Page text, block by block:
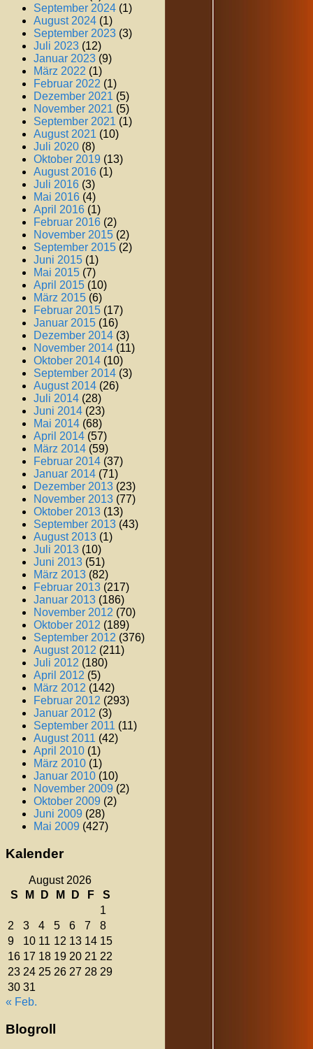
September 2024 (1)
August 2024 (1)
September 2023 (3)
Juli 2023 (12)
Januar 2023 (9)
März 2022 (1)
Februar 2022 (1)
Dezember 2021 (5)
November 2021 (5)
September 2021 (1)
August 2021 (10)
Juli 2020 (8)
Oktober 2019 (13)
August 2016 (1)
Juli 2016 (3)
Mai 2016 (4)
April 2016 (1)
Februar 2016 (2)
November 2015 (2)
September 2015 (2)
Juni 2015 (1)
Mai 2015 (7)
April 2015 (10)
März 2015 (6)
Februar 2015 (17)
Januar 2015 (16)
Dezember 2014 (3)
November 2014 (11)
Oktober 2014 (10)
September 2014 (3)
August 2014 (26)
Juli 2014 (28)
Juni 2014 (23)
Mai 2014 (68)
April 2014 (57)
März 2014 (59)
Februar 2014 (37)
Januar 2014 (71)
Dezember 2013 (23)
November 2013 (77)
Oktober 2013 (13)
September 2013 (43)
August 2013 (1)
Juli 2013 (10)
Juni 2013 (51)
März 2013 (82)
Februar 2013 (217)
Januar 2013 (186)
November 2012 (70)
Oktober 2012 (189)
September 2012 (376)
August 2012 (211)
Juli 2012 (180)
April 2012 (5)
März 2012 (142)
Februar 2012 (293)
Januar 2012 (3)
September 2011 (11)
August 2011 (42)
April 2010 (1)
März 2010 (1)
Januar 2010 (10)
November 2009 (2)
Oktober 2009 (2)
Juni 2009 (28)
Mai 2009 (427)
Kalender
August 2026
S
M D M D F
S
1
2
3 4 5 6 7
8
9
10 11 12 13 14 15
16 17 18 19 20 21 22
23 24 25 26 27 28 29
30 31
« Feb.
Blogroll